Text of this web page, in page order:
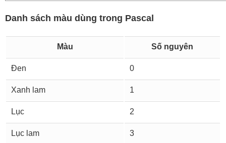
Danh sách màu dùng trong Pascal
Màu Số nguyên
Đen 0
Xanh lam 1
Lục 2
Lục lam 3